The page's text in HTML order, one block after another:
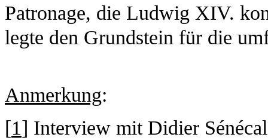
Patronage, die Ludwig XIV.
legte den Grundstein für die
Anmerkung:
[1] Interview mit Didier